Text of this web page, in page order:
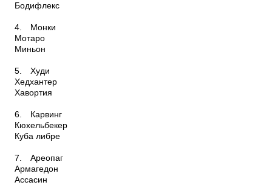
Бодифлекс
4.
Монки
Мотаро
Миньон
5.
Худи
Хедхантер
Хавортия
6.
Карвинг
Кюхельбекер
Куба либре
7.
Ареопаг
Армагедон
Ассасин